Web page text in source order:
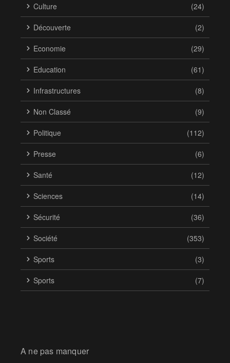
Culture (24)
Découverte (2)
Economie (29)
Education (61)
Infrastructures (8)
Non Classé (9)
Politique (112)
Presse (6)
Santé (12)
Sciences (14)
Sécurité (36)
Société (353)
Sports (3)
Sports (7)
A ne pas manquer